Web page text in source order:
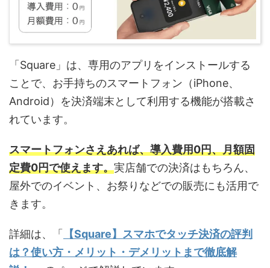
「Square」は、専用のアプリをインストールする
ことで、お手持ちのスマートフォン（iPhone、
Android）を決済端末として利用する機能が搭載さ
れています。
スマートフォンさえあれば、導入費用0円、月額固
定費0円で使えます。実店舗での決済はもちろん、
屋外でのイベント、お祭りなどでの販売にも活用で
きます。
詳細は、「
【Square】スマホでタッチ決済の評判
は？使い方・メリット・デメリットまで徹底解